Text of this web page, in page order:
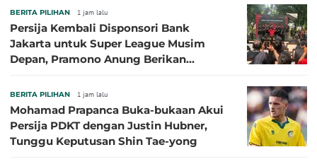
BERITA PILIHAN 1 jam lalu
Persija Kembali Disponsori Bank
Jakarta untuk Super League Musim
Depan, Pramono Anung Berikan
BERITA PILIHAN 1 jam lalu
Mohamad Prapanca Buka-bukaan Akui
Persija PDKT dengan Justin Hubner,
Tunggu Keputusan Shin Tae-yong